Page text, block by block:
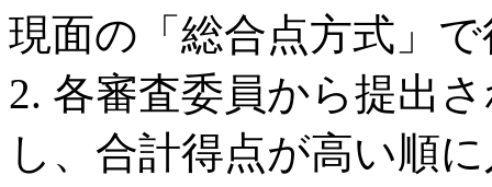
現面の「総合点方式」
2. 各審査委員から提出
し、合計得点が高い順